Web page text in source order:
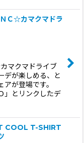
Ｃ☆カマクマドラ
マクマドライブ
デが楽しめる、と
が登場です。
」とリンクしたデ
COOL T-SHIRT